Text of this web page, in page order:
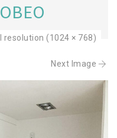
resolution (1024 × 768)
Next Image